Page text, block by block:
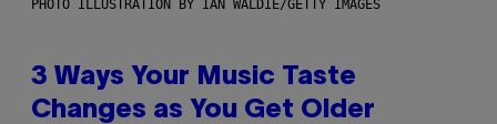
PHOTO ILLUSTRATION BY IAN WALDIE/GETTY IMAGES
3 Ways Your Music Taste
Changes as You Get Older